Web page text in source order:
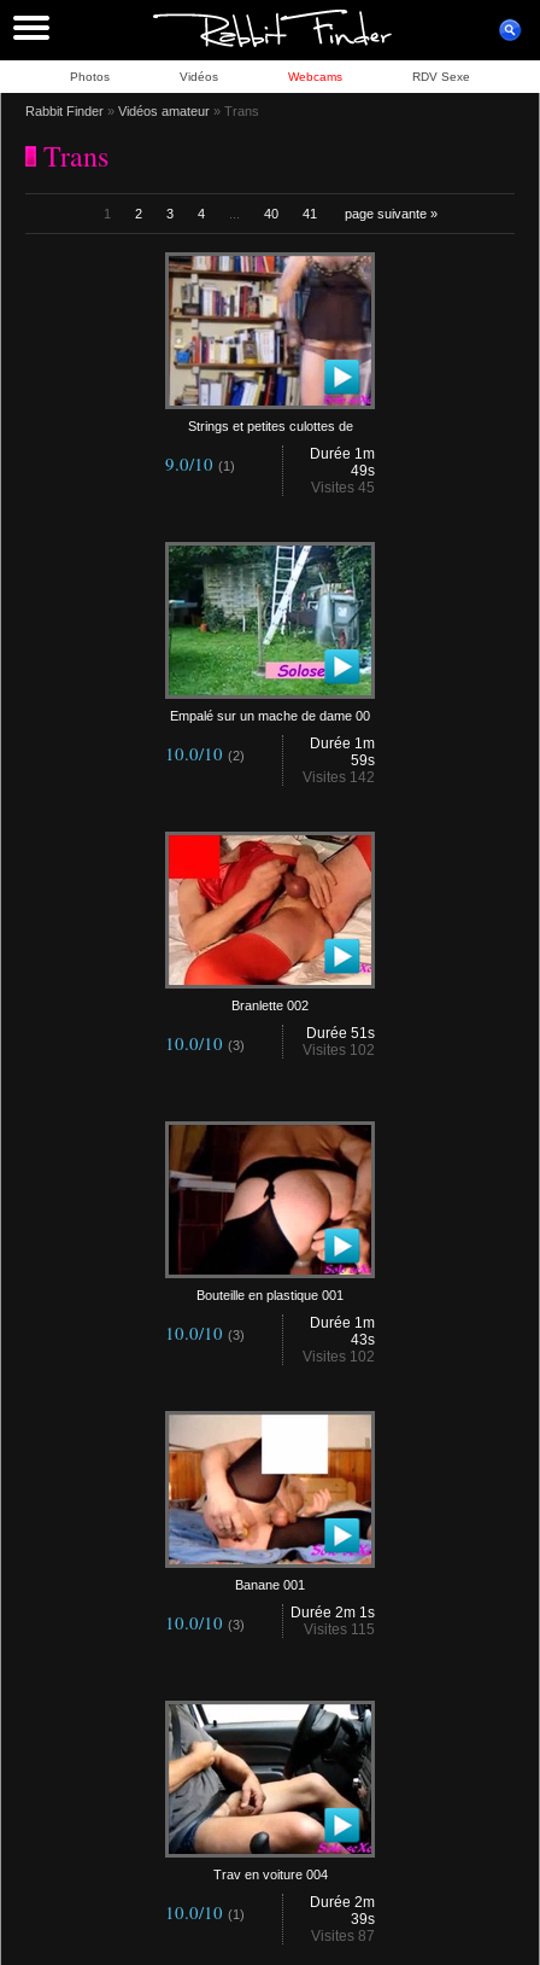
Photos Vidéos Webcams RDV Sexe
Rabbit Finder » Vidéos amateur » Trans
Trans
1 2 3 4 40 41 page suivante »
Strings et petites culottes de
Durée 1m
49s
Visites 45
9.0/10 (1)
Empalé sur un mache de dame 00
Durée 1m
59s
Visites 142
10.0/10 (2)
Branlette 002
Durée 51s
Visites 102
10.0/10 (3)
Bouteille en plastique 001
Durée 1m
43s
Visites 102
10.0/10 (3)
Banane 001
Durée 2m 1s
Visites 115
10.0/10 (3)
Trav en voiture 004
Durée 2m
39s
Visites 87
10.0/10 (1)